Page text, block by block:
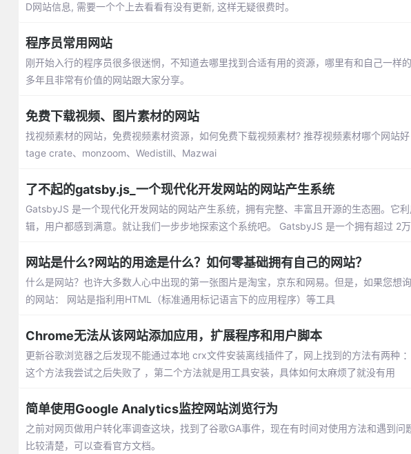
D网站信息, 需要一个个上去看看有没有更新, 这样无疑很费时。
程序员常用网站
刚开始入行的程序员很多很迷惘，不知道去哪里找到合适有用的资源，哪里有和自己一样
多年且非常有价值的网站跟大家分享。
免费下载视频、图片素材的网站
找视频素材的网站，免费视频素材资源，如何免费下载视频素材? 推荐视频素材哪个网
tage crate、monzoom、Wedistill、Mazwai
了不起的gatsby.js_一个现代化开发网站的网站产生系统
GatsbyJS 是一个现代化开发网站的网站产生系统，拥有完整、丰富且开源的生态圈。它
辑，用户都感到满意。就让我们一步步地探索这个系统吧。 GatsbyJS 是一个拥有超过 2
网站是什么?网站的用途是什么？如何零基础拥有自己的网站？
什么是网站？也许大多数人心中出现的第一张图片是淘宝，京东和网易。但是，如果您想
的网站： 网站是指利用HTML（标准通用标记语言下的应用程序）等工具
Chrome无法从该网站添加应用，扩展程序和用户脚本
更新谷歌浏览器之后发现不能通过本地 crx文件安装离线插件了，网上找到的方法有两种
这个方法我尝试之后失败了 ，第二个方法就是用工具安装，具体如何太麻烦了就没有用
简单使用Google Analytics监控网站浏览行为
之前对网页做用户转化率调查这块，找到了谷歌GA事件，现在有时间对使用方法和遇到
比较清楚，可以查看官方文档。